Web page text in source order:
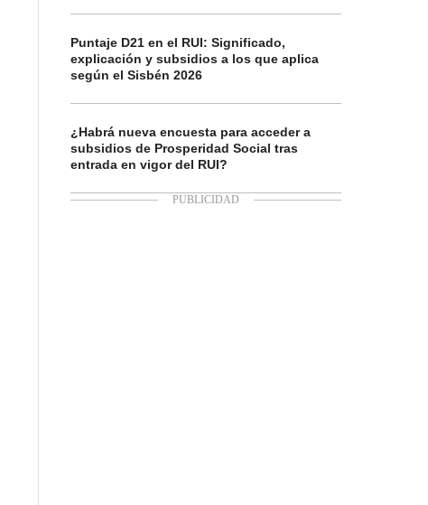
Puntaje D21 en el RUI: Significado,
explicación y subsidios a los que aplica
según el Sisbén 2026
¿Habrá nueva encuesta para acceder a
subsidios de Prosperidad Social tras
entrada en vigor del RUI?